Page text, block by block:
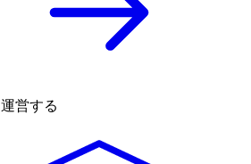
営する